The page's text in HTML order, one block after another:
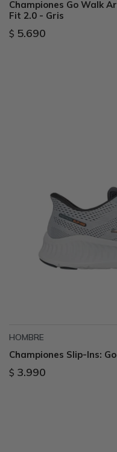
Championes Go Walk
Fit 2.0 - Gris
$ 5.690
HOMBRE
Championes Slip-Ins:
$ 3.990